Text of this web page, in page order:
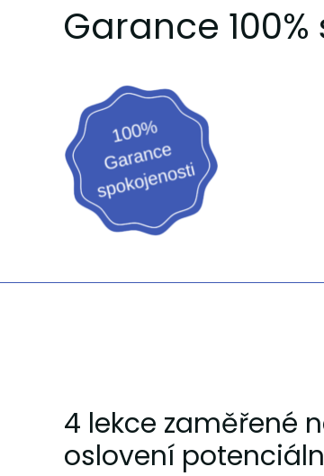
Garance
4 lekce zaměřené
oslovení